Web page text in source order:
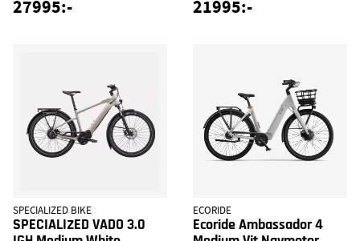
27995:- 21995:-
SPECIALIZED BIKE
SPECIALIZED VADO 3.0
ECORIDE
Ecoride Ambassador 4